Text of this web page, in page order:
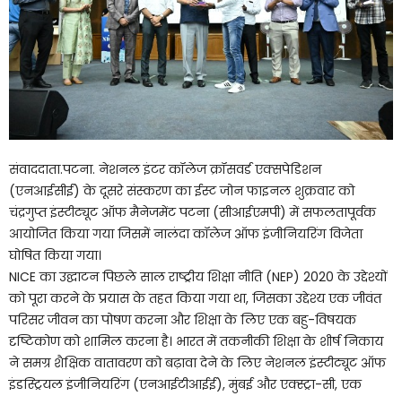
संवाददाता.पटना. नेशनल इंटर कॉलेज क्रॉसवर्ड एक्सपेडिशन
(एनआईसीई) के दूसरे संस्करण का ईस्ट जोन फाइनल शुक्रवार को
चंद्रगुप्त इंस्टीट्यूट ऑफ मैनेजमेंट पटना (सीआईएमपी) में सफलतापूर्वक
आयोजित किया गया जिसमें नालंदा कॉलेज ऑफ इंजीनियरिंग विजेता
घोषित किया गया।
NICE का उद्घाटन पिछले साल राष्ट्रीय शिक्षा नीति (NEP) 2020 के उद्देश्यों
को पूरा करने के प्रयास के तहत किया गया था, जिसका उद्देश्य एक जीवंत
परिसर जीवन का पोषण करना और शिक्षा के लिए एक बहु-विषयक
दृष्टिकोण को शामिल करना है। भारत में तकनीकी शिक्षा के शीर्ष निकाय
ने समग्र शैक्षिक वातावरण को बढ़ावा देने के लिए नेशनल इंस्टीट्यूट ऑफ
इंडस्ट्रियल इंजीनियरिंग (एनआईटीआईई), मुंबई और एक्स्ट्रा-सी, एक